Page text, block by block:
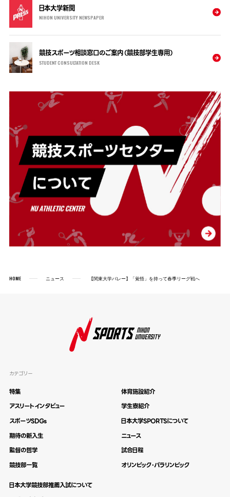
日本大学新聞
NIHON UNIVERSITY NEWSPAPER
競技スポーツ相談窓口のご案内（競技部学生専用）
STUDENT CONSULTATION DESK
HOME ニュース 【関東大学バレー】「覚悟」を持って春季リーグ戦へ
カテゴリー
特集
アスリートインタビュー
スポーツSDGs
期待の新入生
監督の哲学
競技部一覧
体育施設紹介
学生寮紹介
日本大学SPORTSについて
ニュース
試合日程
オリンピック・パラリンピック
日本大学競技部推薦入試について